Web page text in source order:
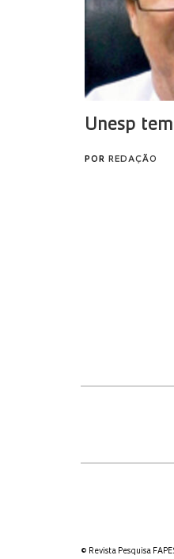
© Revista Pesquisa